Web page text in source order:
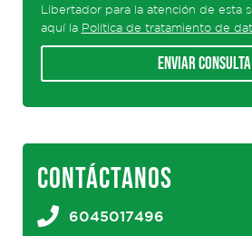
Libertador para la atención de esta
aquí la Política de tratamiento de
Enviar consulta
CONTÁCTANOS
6045017496